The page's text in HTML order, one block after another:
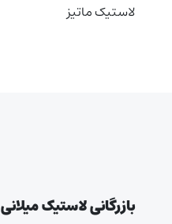
لاستیک ماتیز
بازرگانی لاستیک میلانی